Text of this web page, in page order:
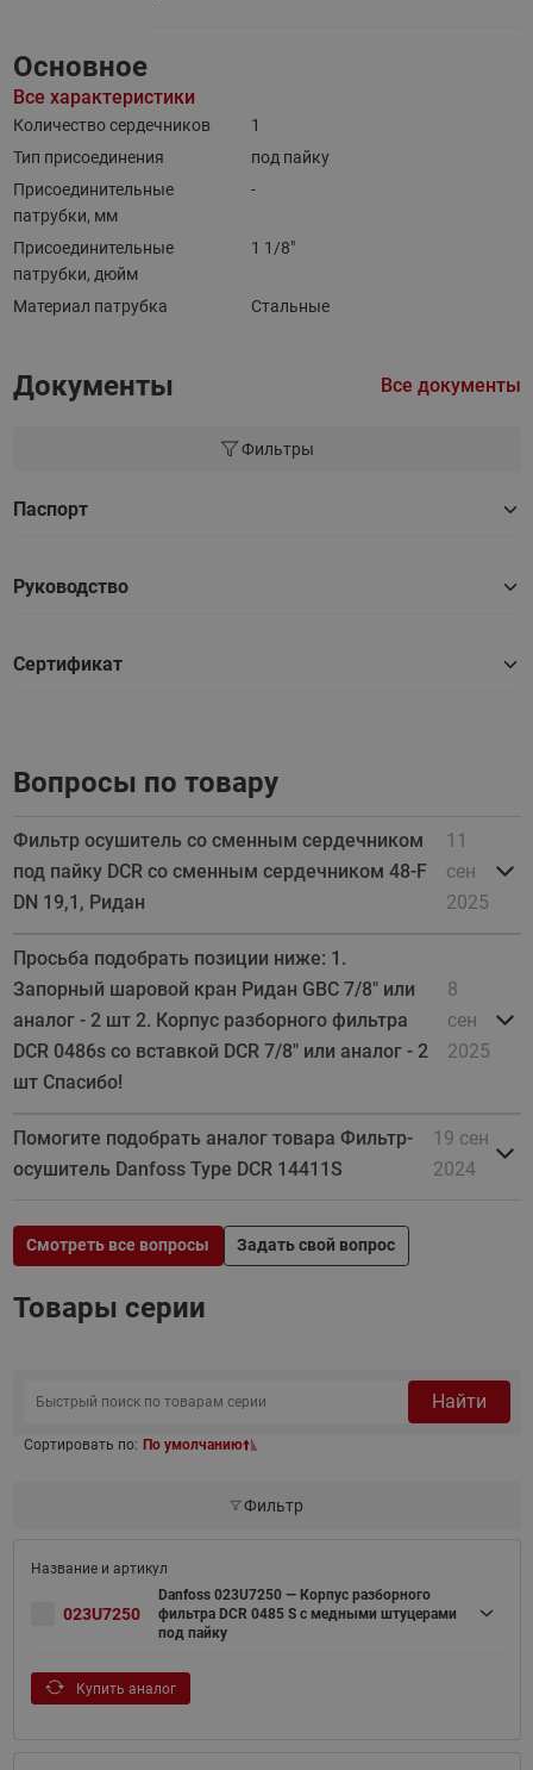
Основное
Все характеристики
Количество сердечников
1
Тип присоединения
под пайку
Присоединительные
патрубки, мм
-
Присоединительные
патрубки, дюйм
1 1/8"
Материал патрубка Стальные
Документы Все документы
Фильтры
Паспорт
Руководство
Сертификат
Вопросы по товару
Фильтр осушитель со сменным сердечником
под пайку DCR со сменным сердечником 48-F
DN 19,1, Ридан
11
сен
2025
Просьба подобрать позиции ниже: 1.
Запорный шаровой кран Ридан GBC 7/8" или
аналог - 2 шт 2. Корпус разборного фильтра
DCR 0486s со вставкой DCR 7/8" или аналог - 2
шт Спасибо!
8
сен
2025
Помогите подобрать аналог товара Фильтр-
осушитель Danfoss Type DCR 14411S
19 сен
2024
Смотреть все вопросы Задать свой вопрос
Товары серии
Найти
Сортировать по: По умолчанию
Фильтр
023U7250
Danfoss 023U7250 — Корпус разборного
фильтра DCR 0485 S с медными штуцерами
под пайку
Купить аналог